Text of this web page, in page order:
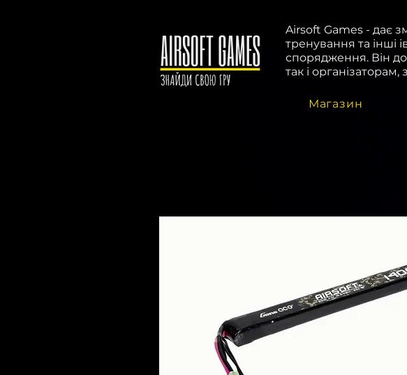
Airsoft Games - дає
тренування та інші
спорядження. Він
так і
Магазин